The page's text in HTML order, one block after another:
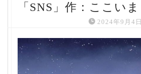
「SNS」作：ここいま
2024年9月4日